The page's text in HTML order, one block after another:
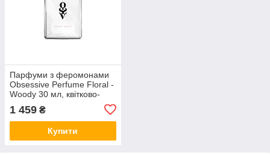
Парфуми з феромонами
Obsessive Perfume Floral -
Woody 30 мл, квітково-
1 459 ₴
Купити